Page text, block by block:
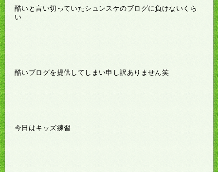
酷いと言い切っていたシュンスケのブログに負けないくら
い
酷いブログを提供してしまい申し訳ありません笑
今日はキッズ練習